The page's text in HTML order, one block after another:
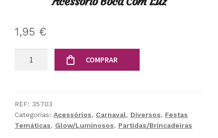
1,95 €
Com
Luz
COMPRAR
REF: 35703
Categorias: Acessórios, Carnaval, Diversos, Festas
Temáticas, Glow/Luminosos, Partidas/Brincadeiras